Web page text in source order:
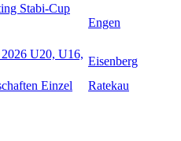
Stabi-Cup
Engen
2026 U20, U16,
Eisenberg
Einzel Ratekau